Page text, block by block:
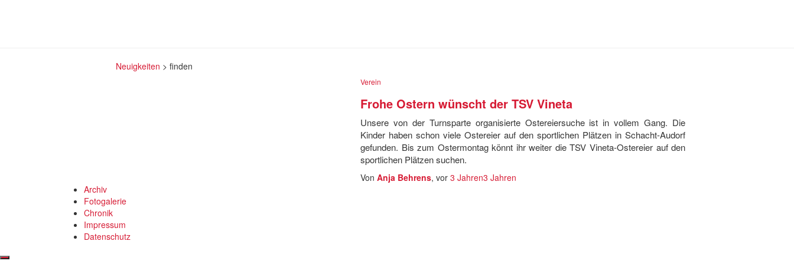
Neuigkeiten > finden
Verein
Frohe Ostern wünscht der TSV Vineta
Unsere von der Turnsparte organisierte Ostereiersuche ist in vollem Gang. Die
Kinder haben schon viele Ostereier auf den sportlichen Plätzen in Schacht-Audorf
gefunden. Bis zum Ostermontag könnt ihr weiter die TSV Vineta-Ostereier auf den
sportlichen Plätzen suchen.
Von Anja Behrens, vor 3 Jahren3 Jahren
Archiv
Fotogalerie
Chronik
Impressum
Datenschutz